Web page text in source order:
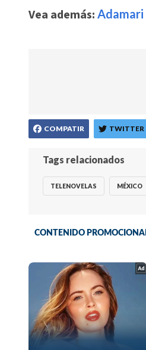
Vea además:
COMPATIR TWITTER
Tags relacionados
TELENOVELAS MÉXICO